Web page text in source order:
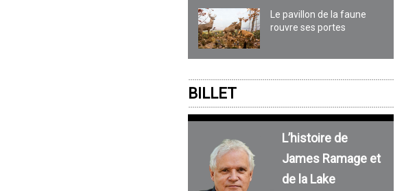
Le pavillon de la faune
rouvre ses portes
BILLET
L’histoire de
James Ramage et
de la Lake